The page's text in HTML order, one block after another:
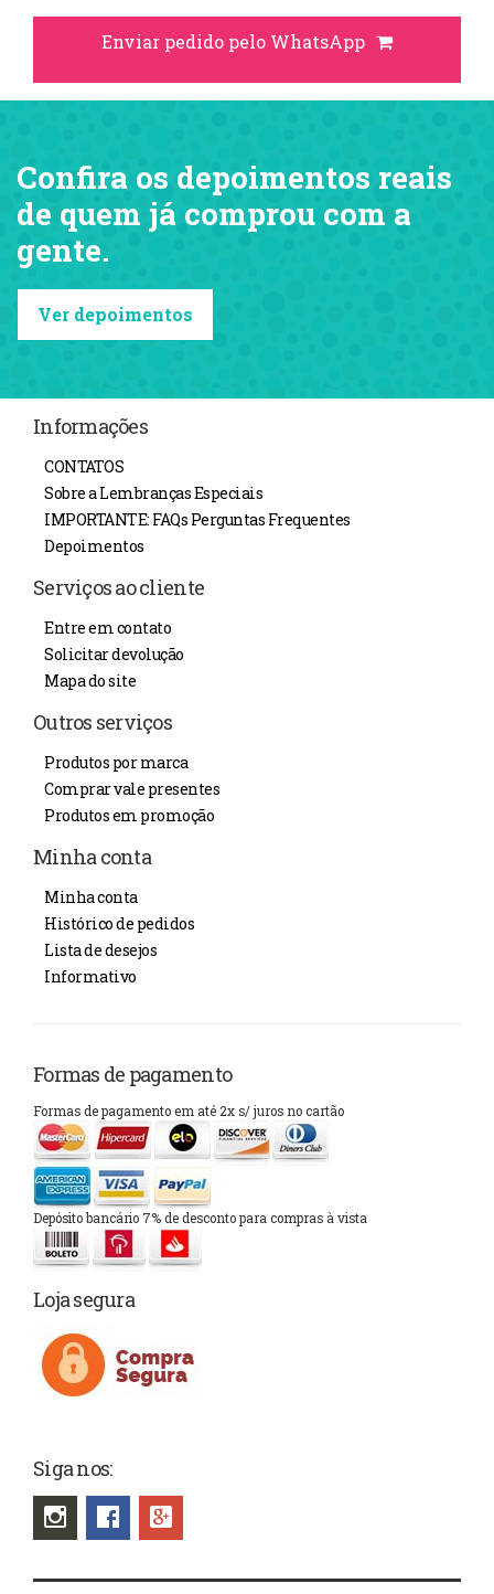
Enviar pedido pelo WhatsApp
Confira os depoimentos reais
de quem já comprou com a
gente.
Ver depoimentos
Informações
CONTATOS
Sobre a Lembranças Especiais
IMPORTANTE: FAQs Perguntas Frequentes
Depoimentos
Serviços ao cliente
Entre em contato
Solicitar devolução
Mapa do site
Outros serviços
Produtos por marca
Comprar vale presentes
Produtos em promoção
Minha conta
Minha conta
Histórico de pedidos
Lista de desejos
Informativo
Formas de pagamento
Formas de pagamento em até 2x s/ juros no cartão
Depósito bancário 7% de desconto para compras à vista
Loja segura
Siga nos: